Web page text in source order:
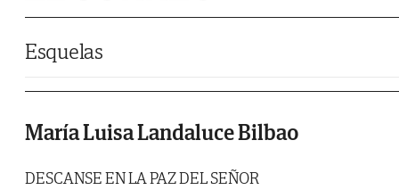
Esquelas
María Luisa Landaluce Bilbao
DESCANSE EN LA PAZ DEL SEÑOR